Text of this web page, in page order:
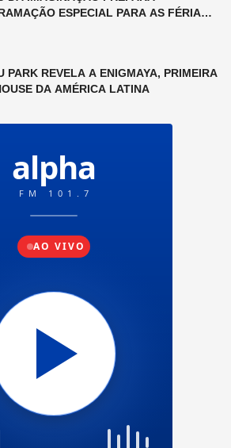
ESPECIAL PARA AS FÉRIAS
PARK REVELA A ENIGMAYA, PRIMEIRA
DA AMÉRICA LATINA